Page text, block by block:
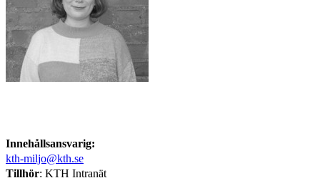
Innehållsansvarig:
kth-miljo@kth.se
Tillhör: KTH Intranät